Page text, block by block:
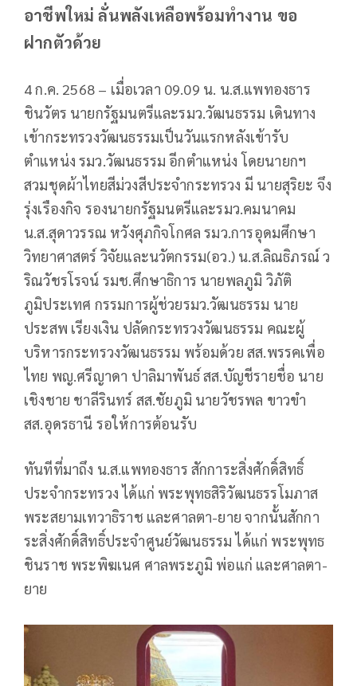
อาชีพใหม่ ลั่นพลังเหลือพร้อมทำงาน ขอ
ฝากตัวด้วย
4 ก.ค. 2568 – เมื่อเวลา 09.09 น. น.ส.แพทองธาร
ชินวัตร นายกรัฐมนตรีและรมว.วัฒนธรรม เดินทาง
เข้ากระทรวงวัฒนธรรมเป็นวันแรกหลังเข้ารับ
ตำแหน่ง รมว.วัฒนธรรม อีกตำแหน่ง โดยนายกฯ
สวมชุดผ้าไทยสีม่วงสีประจำกระทรวง มี นายสุริยะ จึง
รุ่งเรืองกิจ รองนายกรัฐมนตรีและรมว.คมนาคม
น.ส.สุดาวรรณ หวังศุภกิจโกศล รมว.การอุดมศึกษา
วิทยาศาสตร์ วิจัยและนวัตกรรม(อว.) น.ส.ลิณธิภรณ์ ว
ริณวัชรโรจน์ รมช.ศึกษาธิการ นายพลภูมิ วิภัติ
ภูมิประเทศ กรรมการผู้ช่วยรมว.วัฒนธรรม นาย
ประสพ เรียงเงิน ปลัดกระทรวงวัฒนธรรม คณะผู้
บริหารกระทรวงวัฒนธรรม พร้อมด้วย สส.พรรคเพื่อ
ไทย พญ.ศรีญาดา ปาลิมาพันธ์ สส.บัญชีรายชื่อ นาย
เชิงชาย ชาลีรินทร์ สส.ชัยภูมิ นายวัชรพล ขาวขำ
สส.อุดรธานี รอให้การต้อนรับ
ทันทีที่มาถึง น.ส.แพทองธาร สักการะสิ่งศักดิ์สิทธิ์
ประจำกระทรวง ได้แก่ พระพุทธสิริวัฒนธรรโมภาส
พระสยามเทวาธิราช และศาลตา-ยาย จากนั้นสักกา
ระสิ่งศักดิ์สิทธิ์ประจำศูนย์วัฒนธรรม ได้แก่ พระพุทธ
ชินราช พระพิฆเนศ ศาลพระภูมิ พ่อแก่ และศาลตา-
ยาย